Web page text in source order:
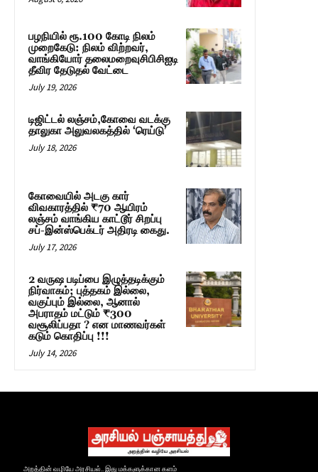
பழநியில் ரூ.100 கோடி நிலம்
முறைகேடு: நிலம் விற்றவர்,
வாங்கியோர் தலைமறைவுசிபிசிஐடி
தீவிர தேடுதல் வேட்டை
July 19, 2026
டிஜிட்டல் லஞ்சம்,கோவை வடக்கு
தாலுகா அலுவலகத்தில் ‘ரெய்டு’
July 18, 2026
கோவையில் அடகு கார்
விவகாரத்தில் ₹70 ஆயிரம்
லஞ்சம் வாங்கிய காட்டூர் சிறப்பு
சப்-இன்ஸ்பெக்டர் அதிரடி கைது.
July 17, 2026
2 வருஷ படிப்பை இழுத்தடிக்கும்
நிர்வாகம்; புத்தகம் இல்லை,
வகுப்பும் இல்லை, ஆனால்
அபராதம் மட்டும் ₹300
வசூலிப்பதா ? என மாணவர்கள்
கடும் கொதிப்பு !!!
July 14, 2026
அறத்தின் வழியே அரசியல்.. இது மக்களுக்கான களம்